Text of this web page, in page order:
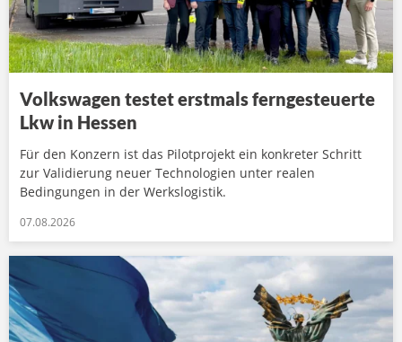
Volkswagen testet erstmals ferngesteuerte
Lkw in Hessen
Für den Konzern ist das Pilotprojekt ein konkreter Schritt
zur Validierung neuer Technologien unter realen
Bedingungen in der Werkslogistik.
07.08.2026